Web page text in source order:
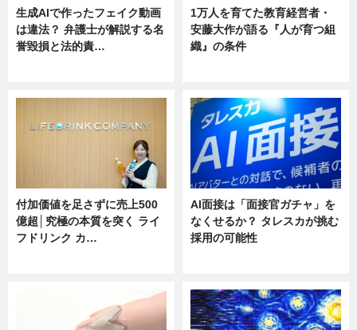
生成AIで作ったフェイク動画
は違法？ 弁護士が解説する名
誉毀損と法的責…
1万人を育てた教育経営者・
安藤大作が語る『人が育つ組
織』の条件
付加価値を足さずに売上500
億超│究極の本質を突く ライ
フドリンク カ…
AI面接は「面接官ガチャ」を
なくせるか？ タレスカが挑む
採用の可能性